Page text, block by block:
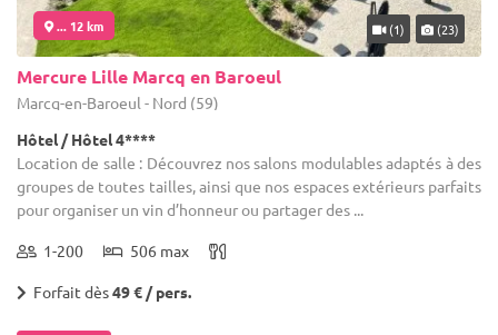
... 12 km (1) (23)
Mercure Lille Marcq en Baroeul
Marcq-en-Baroeul - Nord (59)
Hôtel / Hôtel 4****
Location de salle : Découvrez nos salons modulables adaptés à des
groupes de toutes tailles, ainsi que nos espaces extérieurs parfaits
pour organiser un vin d’honneur ou partager des ...
1-200 506 max
Forfait dès49 € / pers.